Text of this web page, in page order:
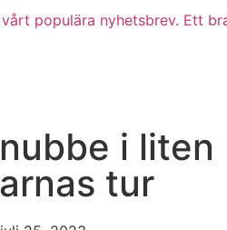
populära nyhetsbrev. Ett
i liten
tur